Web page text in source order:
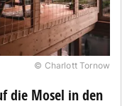
© Charlott Tornow
die Mosel in den